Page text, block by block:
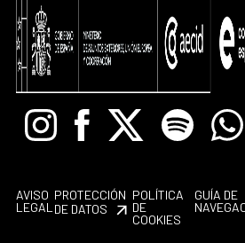
InstagramFacebook
X Spotify
AVISO
LEGAL
PROTECCIÓN
DE DATOS
POLÍTICA
DE
COOKIES
GUÍA DE